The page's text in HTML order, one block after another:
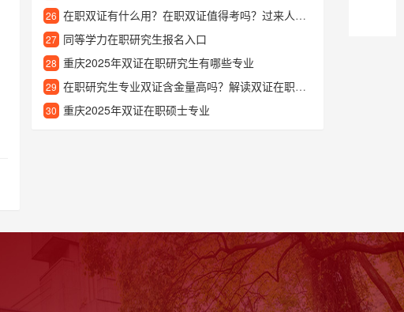
26 在职双证有什么用？在职双证值得考吗？过来人告诉你真实感受
27 同等学力在职研究生报名入口
28 重庆2025年双证在职研究生有哪些专业
29 在职研究生专业双证含金量高吗？解读双证在职研究生的优势与价值
30 重庆2025年双证在职硕士专业